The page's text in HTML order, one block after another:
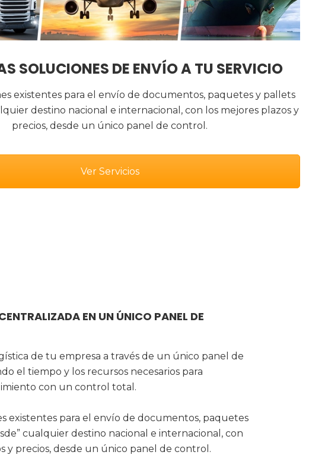
SOLUCIONES DE ENVÍO A TU SERVICIO
existentes para el envío de documentos, paquetes y pallets
destino nacional e internacional, con los mejores plazos y
precios, desde un único panel de control.
Ver Servicios
EN UN ÚNICO PANEL DE
de tu empresa a través de un único panel de
el tiempo y los recursos necesarios para
con un control total.
existentes para el envío de documentos, paquetes
cualquier destino nacional e internacional, con
y precios, desde un único panel de control.